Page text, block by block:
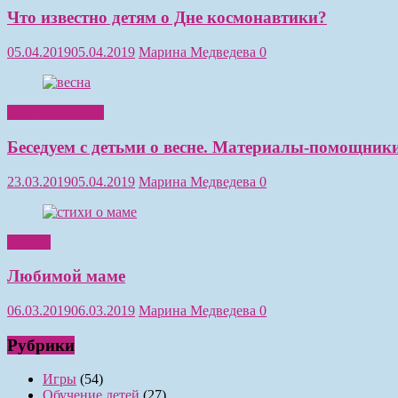
Что известно детям о Дне космонавтики?
05.04.201905.04.2019 Марина Медведева 0
Беседуем с детьми о весне. Материалы-
23.03.201905.04.2019 Марина Медведева 0
Любимой маме
06.03.201906.03.2019 Марина Медведева 0
Рубрики
Игры (54)